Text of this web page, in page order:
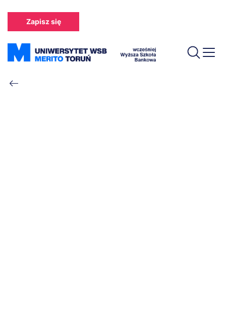
treści
Zapisz się
Ścieżka